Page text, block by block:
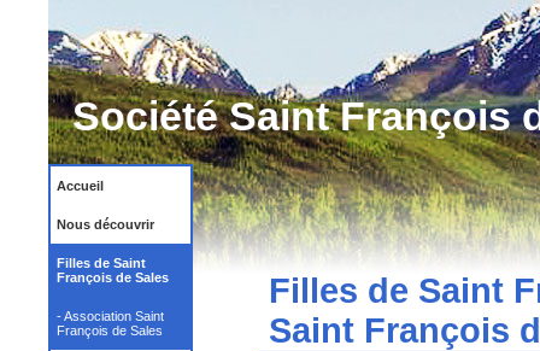
Société Saint François
Accueil
Nous découvrir
Filles de Saint
François de Sales
- Association Saint
François de Sales
Filles de Saint
Saint François